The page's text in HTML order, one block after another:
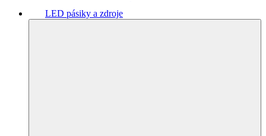
LED pásiky a zdroje